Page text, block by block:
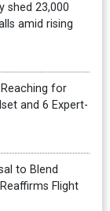
shed 23,000
amid rising
for
and 6 Expert-
to Blend
Flight